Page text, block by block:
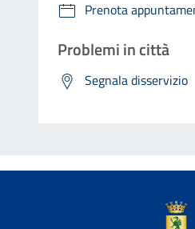
Prenota
Problemi in città
Segnala disservizio